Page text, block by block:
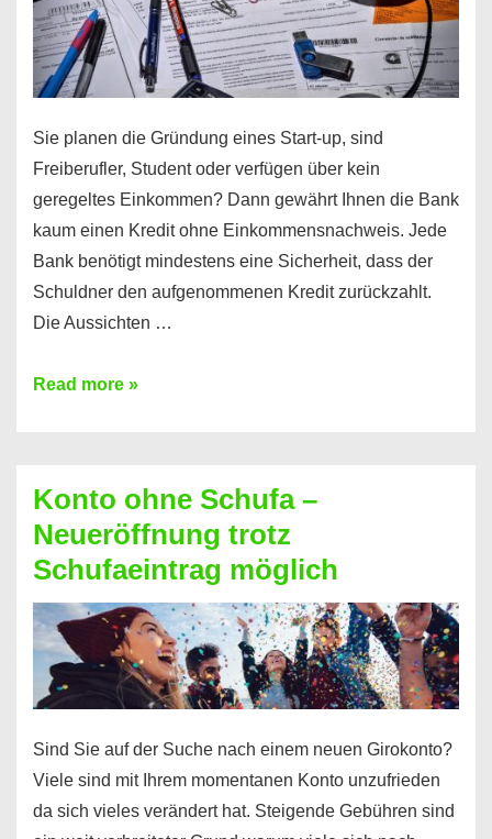
Sie planen die Gründung eines Start-up, sind
Freiberufler, Student oder verfügen über kein
geregeltes Einkommen? Dann gewährt Ihnen die Bank
kaum einen Kredit ohne Einkommensnachweis. Jede
Bank benötigt mindestens eine Sicherheit, dass der
Schuldner den aufgenommenen Kredit zurückzahlt.
Die Aussichten …
Mit
Sie
einen
Kredit
ohne
Einkommensnachweis
Read more »
Konto ohne Schufa –
Neueröffnung trotz
Schufaeintrag möglich
Sind Sie auf der Suche nach einem neuen Girokonto?
Viele sind mit Ihrem momentanen Konto unzufrieden
da sich vieles verändert hat. Steigende Gebühren sind